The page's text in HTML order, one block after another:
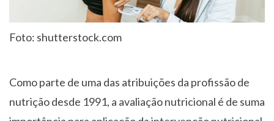
Foto: shutterstock.com
Como parte de uma das atribuições da profissão de
nutrição desde 1991, a avaliação nutricional é de suma